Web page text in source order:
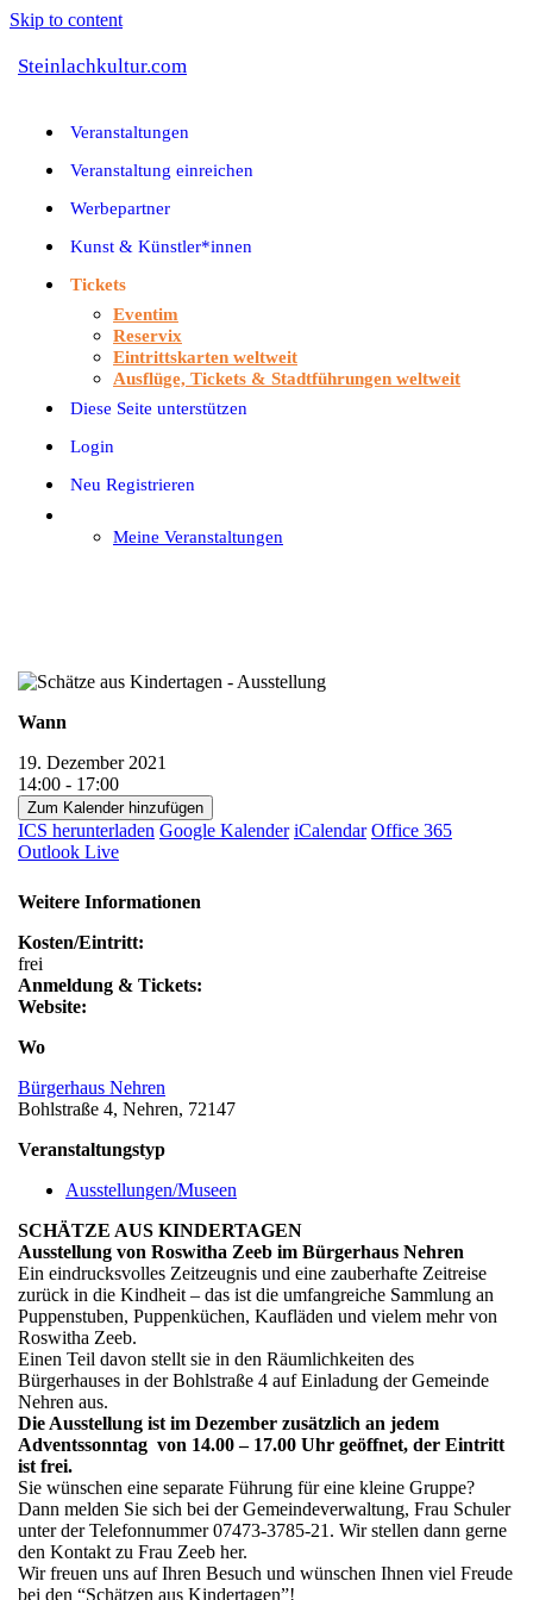
Skip to content
Steinlachkultur.com
Veranstaltungen
Veranstaltung einreichen
Werbepartner
Kunst & Künstler*innen
Tickets
Eventim
Reservix
Eintrittskarten weltweit
Ausflüge, Tickets & Stadtführungen weltweit
Diese Seite unterstützen
Login
Neu Registrieren
Meine Veranstaltungen
Wann
19. Dezember 2021
14:00 - 17:00
Zum Kalender hinzufügen
ICS herunterladen Google Kalender iCalendar Office 365
Outlook Live
Weitere Informationen
Kosten/Eintritt:
frei
Anmeldung & Tickets:
Website:
Wo
Bürgerhaus Nehren
Bohlstraße 4, Nehren, 72147
Veranstaltungstyp
Ausstellungen/Museen
SCHÄTZE AUS KINDERTAGEN
Ausstellung von Roswitha Zeeb im Bürgerhaus Nehren
Ein eindrucksvolles Zeitzeugnis und eine zauberhafte Zeitreise
zurück in die Kindheit – das ist die umfangreiche Sammlung an
Puppenstuben, Puppenküchen, Kaufläden und vielem mehr von
Roswitha Zeeb.
Einen Teil davon stellt sie in den Räumlichkeiten des
Bürgerhauses in der Bohlstraße 4 auf Einladung der Gemeinde
Nehren aus.
Die Ausstellung ist im Dezember zusätzlich an jedem
Adventssonntag von 14.00 – 17.00 Uhr geöffnet, der Eintritt
ist frei.
Sie wünschen eine separate Führung für eine kleine Gruppe?
Dann melden Sie sich bei der Gemeindeverwaltung, Frau Schuler
unter der Telefonnummer 07473-3785-21. Wir stellen dann gerne
den Kontakt zu Frau Zeeb her.
Wir freuen uns auf Ihren Besuch und wünschen Ihnen viel Freude
bei den “Schätzen aus Kindertagen”!